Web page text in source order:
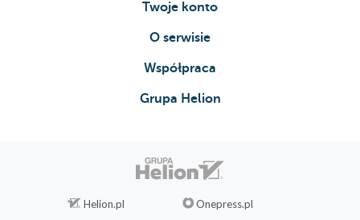
Twoje konto
O serwisie
Współpraca
Grupa Helion
Helion.pl
Onepress.pl